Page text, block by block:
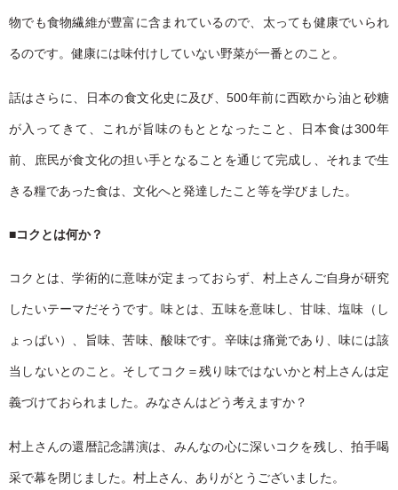
物でも食物繊維が豊富に含まれているので、太っても健康でいられ
るのです。健康には味付けしていない野菜が一番とのこと。
話はさらに、日本の食文化史に及び、500年前に西欧から油と砂糖
が入ってきて、これが旨味のもととなったこと、日本食は300年
前、庶民が食文化の担い手となることを通じて完成し、それまで生
きる糧であった食は、文化へと発達したこと等を学びました。
■コクとは何か？
コクとは、学術的に意味が定まっておらず、村上さんご自身が研究
したいテーマだそうです。味とは、五味を意味し、甘味、塩味（し
ょっぱい）、旨味、苦味、酸味です。辛味は痛覚であり、味には該
当しないとのこと。そしてコク＝残り味ではないかと村上さんは定
義づけておられました。みなさんはどう考えますか？
村上さんの還暦記念講演は、みんなの心に深いコクを残し、拍手喝
采で幕を閉じました。村上さん、ありがとうございました。